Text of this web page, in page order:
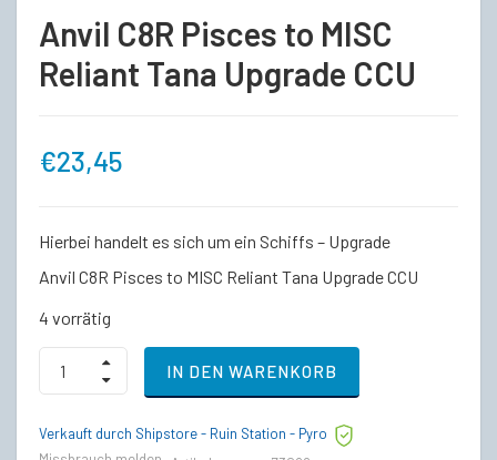
Anvil C8R Pisces to MISC
Reliant Tana Upgrade CCU
€23,45
Hierbei handelt es sich um ein Schiffs – Upgrade
Anvil C8R Pisces to MISC Reliant Tana Upgrade CCU
4 vorrätig
Anvil
C8R
Pisces
MISC
Reliant
IN DEN WARENKORB
Verkauft durch Shipstore - Ruin Station - Pyro